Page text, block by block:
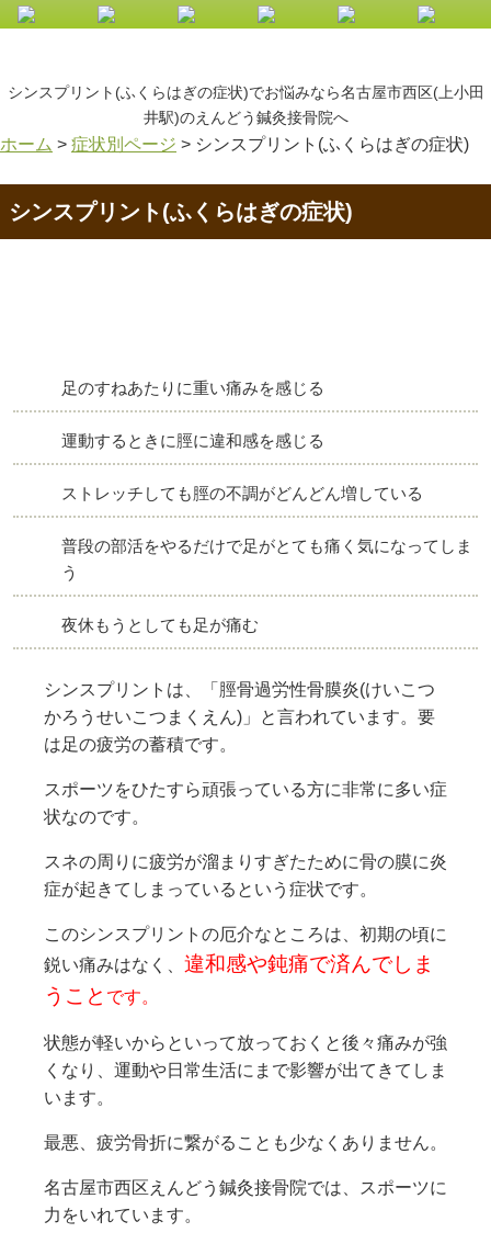
シンスプリント(ふくらはぎの症状)でお悩みなら名古屋市西区(上小田
井駅)のえんどう鍼灸接骨院へ
ホーム > 症状別ページ > シンスプリント(ふくらはぎの症状)
シンスプリント(ふくらはぎの症状)
足のすねあたりに重い痛みを感じる
運動するときに脛に違和感を感じる
ストレッチしても脛の不調がどんどん増している
普段の部活をやるだけで足がとても痛く気になってしま
う
夜休もうとしても足が痛む
シンスプリントは、「脛骨過労性骨膜炎(けいこつ
かろうせいこつまくえん)」と言われています。要
は足の疲労の蓄積です。
スポーツをひたすら頑張っている方に非常に多い症
状なのです。
スネの周りに疲労が溜まりすぎたために骨の膜に炎
症が起きてしまっているという症状です。
このシンスプリントの厄介なところは、初期の頃に
鋭い痛みはなく、 違和感や鈍痛で済んでしま
うこと です。
状態が軽いからといって放っておくと後々痛みが強
くなり、運動や日常生活にまで影響が出てきてしま
います。
最悪、疲労骨折に繋がることも少なくありません。
名古屋市西区えんどう鍼灸接骨院では、スポーツに
力をいれています。